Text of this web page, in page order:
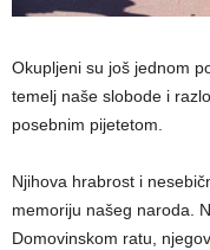
Okupljeni su još jednom
temelj naše slobode i
posebnim pijetetom.
Njihova hrabrost i
memoriju našeg naroda.
Domovinskom ratu,